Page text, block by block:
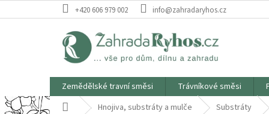
na
+420 606 979 002 info@zahradaryhos.cz
Zemědělské travní směsi Trávníkové směsi
Domů Hnojiva, substráty a mulče Substráty